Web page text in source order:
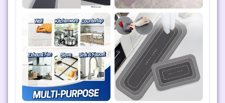
على شكل الحذاء.
1,279ج.م
639ج.م
خصم 50% 🔥
إضافة إلى السلة